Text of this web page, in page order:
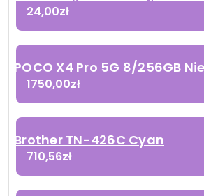
24,00zł
POCO X4 Pro 5G 8/256GB
1750,00zł
Brother TN-426C Cyan
710,56zł